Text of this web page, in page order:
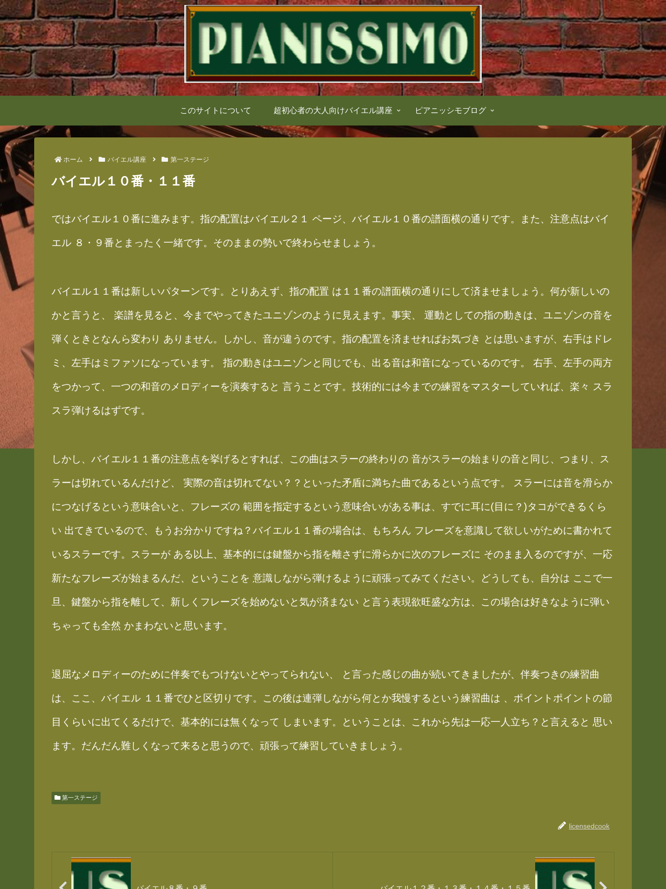
このサイトについて 超初心者の大人向けバイエル講座 ピアニッシモブログ
ホーム バイエル講座 第一ステージ
バイエル１０番・１１番
ではバイエル１０番に進みます。指の配置はバイエル２１ ページ、バイエル１０番の譜面横の通りです。また、注意点はバイ
エル ８・９番とまったく一緒です。そのままの勢いで終わらせましょう。
バイエル１１番は新しいパターンです。とりあえず、指の配置 は１１番の譜面横の通りにして済ませましょう。何が新しいの
かと言うと、 楽譜を見ると、今までやってきたユニゾンのように見えます。事実、 運動としての指の動きは、ユニゾンの音を
弾くときとなんら変わり ありません。しかし、音が違うのです。指の配置を済ませればお気づき とは思いますが、右手はドレ
ミ、左手はミファソになっています。 指の動きはユニゾンと同じでも、出る音は和音になっているのです。 右手、左手の両方
をつかって、一つの和音のメロディーを演奏すると 言うことです。技術的には今までの練習をマスターしていれば、楽々 スラ
スラ弾けるはずです。
しかし、バイエル１１番の注意点を挙げるとすれば、この曲はスラーの終わりの 音がスラーの始まりの音と同じ、つまり、ス
ラーは切れているんだけど、 実際の音は切れてない？？といった矛盾に満ちた曲であるという点です。 スラーには音を滑らか
につなげるという意味合いと、フレーズの 範囲を指定するという意味合いがある事は、すでに耳に(目に？)タコができるくら
い 出てきているので、もうお分かりですね？バイエル１１番の場合は、もちろん フレーズを意識して欲しいがために書かれて
いるスラーです。スラーが ある以上、基本的には鍵盤から指を離さずに滑らかに次のフレーズに そのまま入るのですが、一応
新たなフレーズが始まるんだ、ということを 意識しながら弾けるように頑張ってみてください。どうしても、自分は ここで一
旦、鍵盤から指を離して、新しくフレーズを始めないと気が済まない と言う表現欲旺盛な方は、この場合は好きなように弾い
ちゃっても全然 かまわないと思います。
退屈なメロディーのために伴奏でもつけないとやってられない、 と言った感じの曲が続いてきましたが、伴奏つきの練習曲
は、ここ、バイエル １１番でひと区切りです。この後は連弾しながら何とか我慢するという練習曲は 、ポイントポイントの節
目くらいに出てくるだけで、基本的には無くなって しまいます。ということは、これから先は一応一人立ち？と言えると 思い
ます。だんだん難しくなって来ると思うので、頑張って練習していきましょう。
第一ステージ
licensedcook